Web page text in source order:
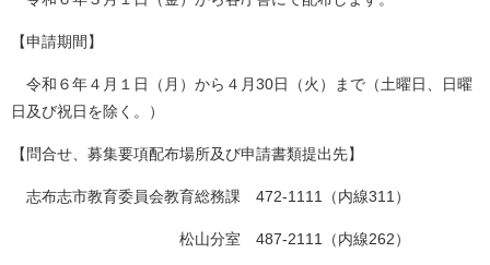
【申請期間】
令和６年４月１日（月）から４月30日（火）まで（土曜日、日曜
日及び祝日を除く。）
【問合せ、募集要項配布場所及び申請書類提出先】
志布志市教育委員会教育総務課 472-1111（内線311）
松山分室 487-2111（内線262）